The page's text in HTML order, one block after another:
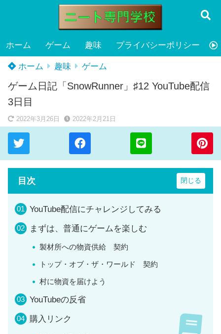
ホーム ゲーム 趣味 プライバシーポリシー
ホーム 趣味 ゲーム
ゲーム日記「SnowRunner」♯12 YouTube配信
3日目
2022年3月26日 2022年2月21日
目次
YouTube配信にチャレンジしてみる
まずは、普通にゲームを楽しむ
製材所への物資供給 契約
トップ・オブ・ザ・ワールド 契約
村に物資を届けよう
YouTubeの反省
購入リンク